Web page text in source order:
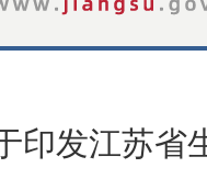
印发江苏省